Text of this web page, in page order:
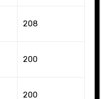
208
200
200